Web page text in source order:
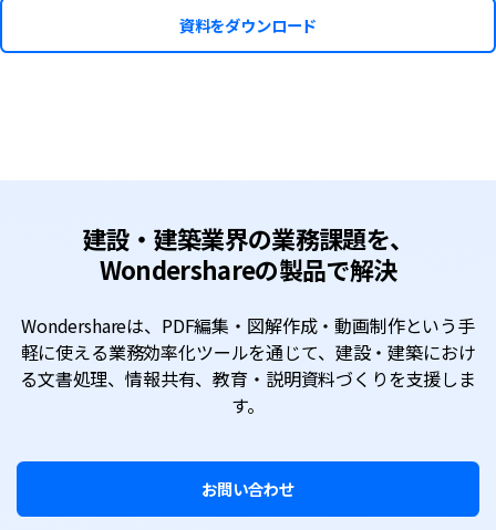
資料をダウンロード
建設・建築業界の業務課題を、
Wondershareの製品で解決
Wondershareは、PDF編集・図解作成・動画制作という手
軽に使える業務効率化ツールを通じて、 建設・建築におけ
る文書処理、情報共有、教育・説明資料づくりを支援しま
す。
お問い合わせ